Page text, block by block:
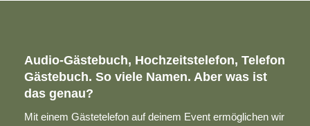
Audio-Gästebuch, Hochzeitstelefon, Telefon
Gästebuch. So viele Namen. Aber was ist
das genau?
Mit einem Gästetelefon auf deinem Event ermöglichen wir